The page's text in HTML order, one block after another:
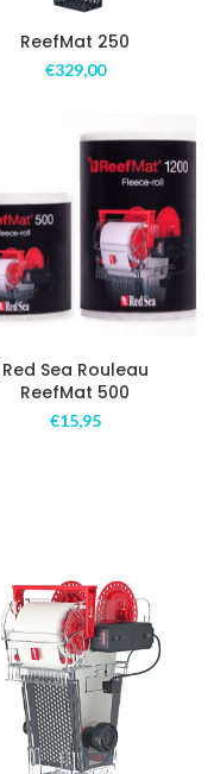
ReefMat 250
€329,00
Red Sea Rouleau
ReefMat 500
€15,95